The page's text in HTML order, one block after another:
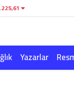
Yazarlar